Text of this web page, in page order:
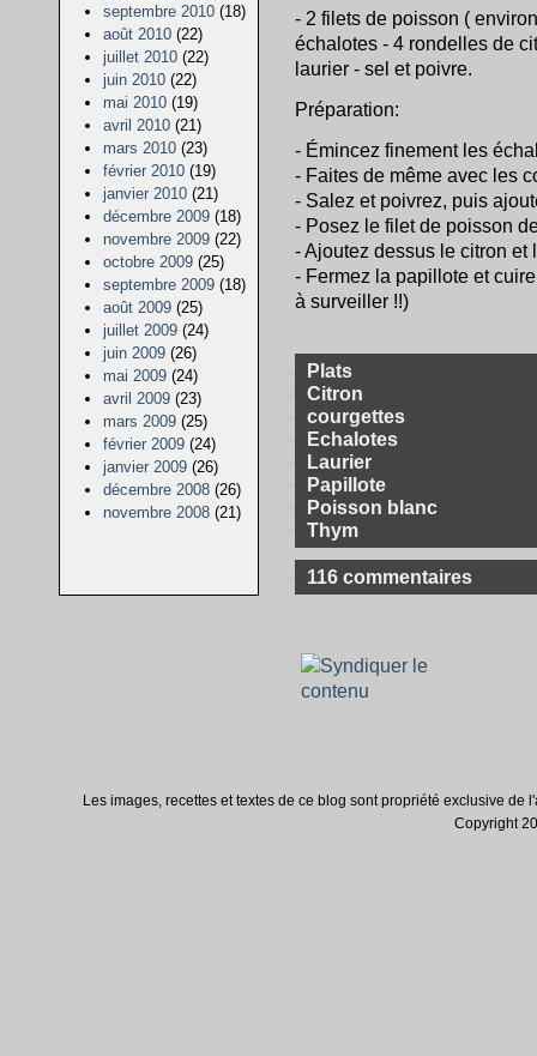
septembre 2010 (18)
août 2010 (22)
juillet 2010 (22)
juin 2010 (22)
mai 2010 (19)
avril 2010 (21)
mars 2010 (23)
février 2010 (19)
janvier 2010 (21)
décembre 2009 (18)
novembre 2009 (22)
octobre 2009 (25)
septembre 2009 (18)
août 2009 (25)
juillet 2009 (24)
juin 2009 (26)
mai 2009 (24)
avril 2009 (23)
mars 2009 (25)
février 2009 (24)
janvier 2009 (26)
décembre 2008 (26)
novembre 2008 (21)
- 2 filets de poisson (
échalotes - 4 rondelles de
laurier - sel et poivre.
Préparation:
- Émincez finement les
- Faites de même avec les
- Salez et poivrez, puis
- Posez le filet de poisson
- Ajoutez dessus le citron et
- Fermez la papillote et
à surveiller !!)
Plats
Citron
courgettes
Echalotes
Laurier
Papillote
Poisson blanc
Thym
116 commentaires
Les images, recettes et textes de ce blog sont propriété exclusive
Copyright